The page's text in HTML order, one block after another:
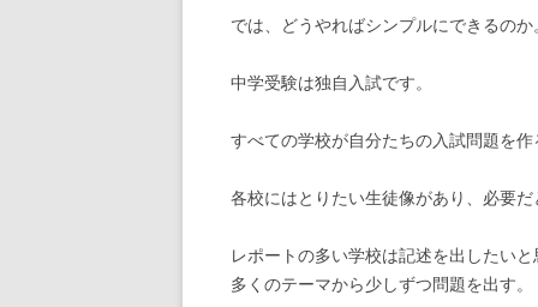
では、どうやればシンプルにできるのか。
中学受験は独自入試です。
すべての学校が自分たちの入試問題を作
各校にはとりたい生徒像があり、必要
レポートの多い学校は記述を出したい
多くのテーマから少しずつ問題を出す。